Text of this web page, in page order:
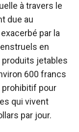
à travers le
due au
par la
en
produits jetables
600 francs
prohibitif pour
qui vivent
par jour.